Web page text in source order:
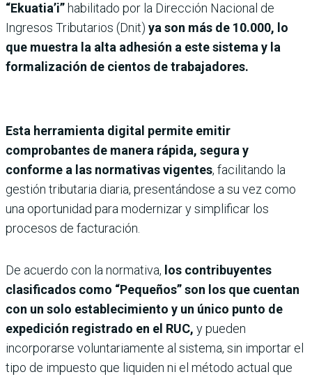
“Ekuatia’i” habilitado por la Dirección Nacional de
Ingresos Tributarios (Dnit) ya son más de 10.000, lo
que muestra la alta adhesión a este sistema y la
formalización de cientos de trabajadores.
Esta herramienta digital permite emitir
comprobantes de manera rápida, segura y
conforme a las normativas vigentes, facilitando la
gestión tributaria diaria, presentándose a su vez como
una oportunidad para modernizar y simplificar los
procesos de facturación.
De acuerdo con la normativa, los contribuyentes
clasificados como “Pequeños” son los que cuentan
con un solo establecimiento y un único punto de
expedición registrado en el RUC, y pueden
incorporarse voluntariamente al sistema, sin importar el
tipo de impuesto que liquiden ni el método actual que